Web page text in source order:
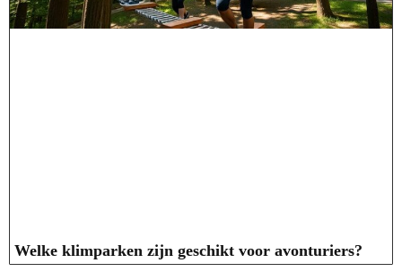
Welke klimparken zijn geschikt voor avonturiers?